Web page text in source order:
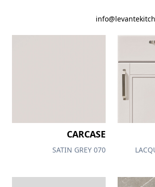
901
CARCASE
070 SATIN GREY